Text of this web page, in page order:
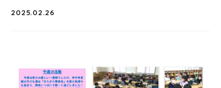
2025.02.26